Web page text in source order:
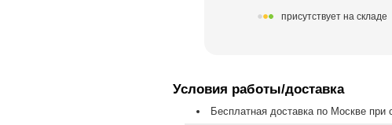
присутствует на складе
Условия работы/доставка
Бесплатная доставка по Москве при